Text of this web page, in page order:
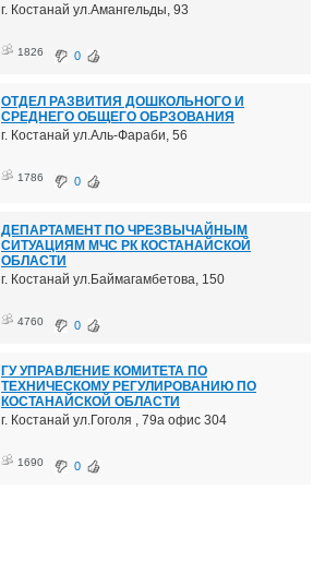
г. Костанай ул.Амангельды, 93
1826 0
ОТДЕЛ РАЗВИТИЯ ДОШКОЛЬНОГО И
СРЕДНЕГО ОБЩЕГО ОБРЗОВАНИЯ
г. Костанай ул.Аль-Фараби, 56
1786 0
ДЕПАРТАМЕНТ ПО ЧРЕЗВЫЧАЙНЫМ
СИТУАЦИЯМ МЧС РК КОСТАНАЙСКОЙ
ОБЛАСТИ
г. Костанай ул.Баймагамбетова, 150
4760 0
ГУ УПРАВЛЕНИЕ КОМИТЕТА ПО
ТЕХНИЧЕСКОМУ РЕГУЛИРОВАНИЮ ПО
КОСТАНАЙСКОЙ ОБЛАСТИ
г. Костанай ул.Гоголя , 79а офис 304
1690 0